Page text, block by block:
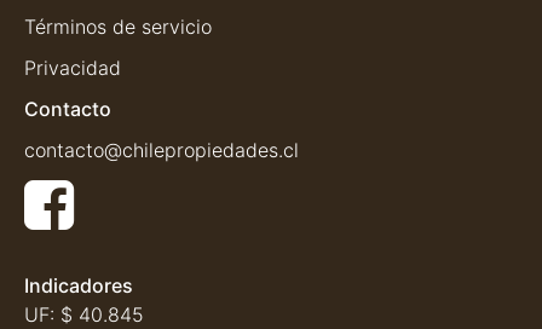
Términos de servicio
Privacidad
Contacto
contacto@chilepropiedades.cl
Indicadores
UF: $ 40.845